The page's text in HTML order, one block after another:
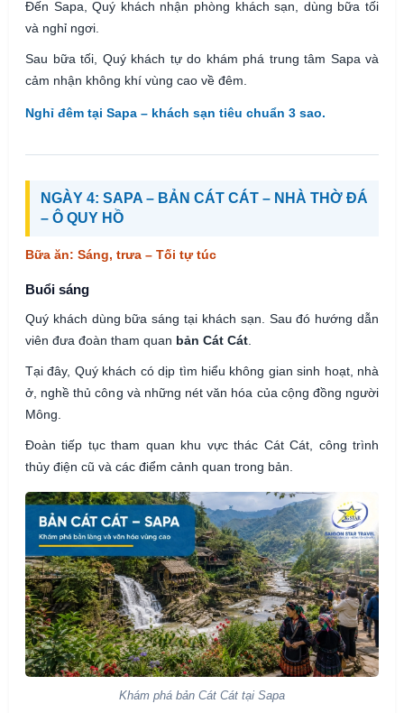
Đến Sapa, Quý khách nhận phòng khách sạn, dùng bữa tối
và nghỉ ngơi.
Sau bữa tối, Quý khách tự do khám phá trung tâm Sapa và
cảm nhận không khí vùng cao về đêm.
Nghỉ đêm tại Sapa – khách sạn tiêu chuẩn 3 sao.
NGÀY 4: SAPA – BẢN CÁT CÁT – NHÀ THỜ ĐÁ
– Ô QUY HỒ
Bữa ăn: Sáng, trưa – Tối tự túc
Buổi sáng
Quý khách dùng bữa sáng tại khách sạn. Sau đó hướng dẫn
viên đưa đoàn tham quan bản Cát Cát.
Tại đây, Quý khách có dịp tìm hiểu không gian sinh hoạt, nhà
ở, nghề thủ công và những nét văn hóa của cộng đồng người
Mông.
Đoàn tiếp tục tham quan khu vực thác Cát Cát, công trình
thủy điện cũ và các điểm cảnh quan trong bản.
Khám phá bản Cát Cát tại Sapa